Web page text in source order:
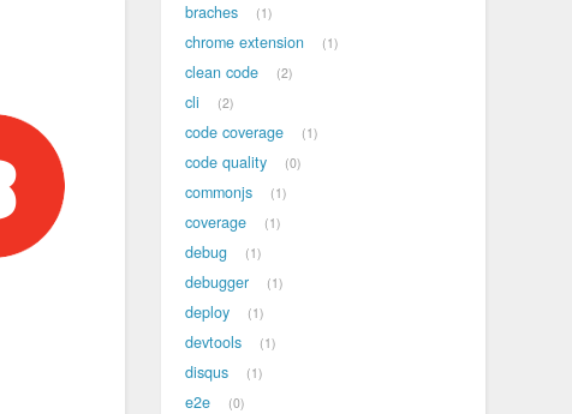
braches 1
chrome extension 1
clean code 2
cli 2
code coverage 1
code quality 0
commonjs 1
coverage 1
debug 1
debugger 1
deploy 1
devtools 1
disqus 1
e2e 0